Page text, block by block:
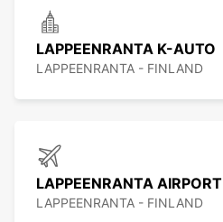
LAPPEENRANTA K-AUTO
LAPPEENRANTA - FINLAND
LAPPEENRANTA AIRPORT
LAPPEENRANTA - FINLAND